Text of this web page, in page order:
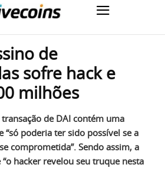
de
sofre hack e
milhões
de DAI contém uma
“só poderia ter sido possível se a
comprometida”. Sendo assim, a
hacker revelou seu truque nesta